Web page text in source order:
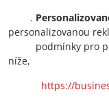
.
personalizovanou
podmínky pro
níže,
https://